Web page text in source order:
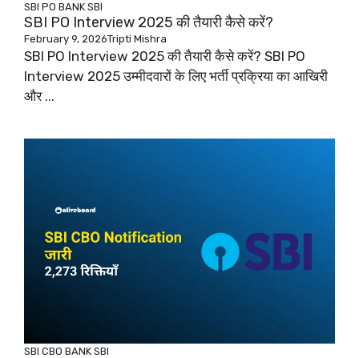
SBI PO BANK SBI
SBI PO Interview 2025 की तैयारी कैसे करें?
February 9, 2026Tripti Mishra
SBI PO Interview 2025 की तैयारी कैसे करें? SBI PO
Interview 2025 उम्मीदवारों के लिए भर्ती प्रक्रिया का आखिरी
और ...
SBI CBO BANK SBI